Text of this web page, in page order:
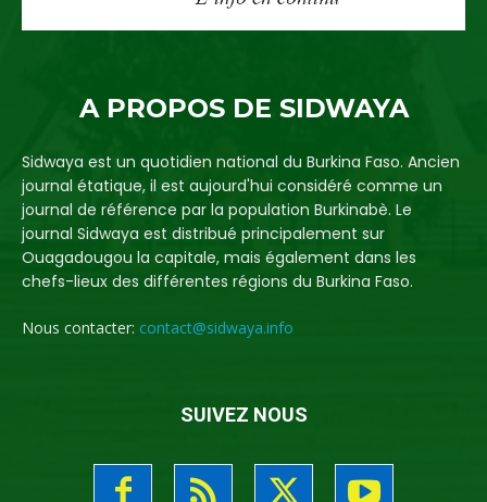
A PROPOS DE SIDWAYA
Sidwaya est un quotidien national du Burkina Faso. Ancien
journal étatique, il est aujourd'hui considéré comme un
journal de référence par la population Burkinabè. Le
journal Sidwaya est distribué principalement sur
Ouagadougou la capitale, mais également dans les
chefs-lieux des différentes régions du Burkina Faso.
Nous contacter: contact@sidwaya.info
SUIVEZ NOUS